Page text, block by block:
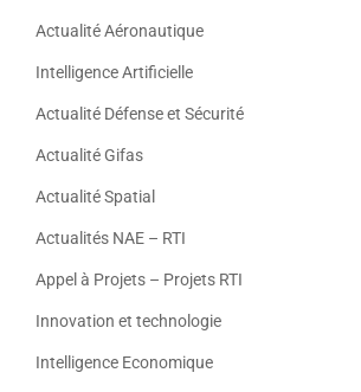
Actualité Aéronautique
Intelligence Artificielle
Actualité Défense et Sécurité
Actualité Gifas
Actualité Spatial
Actualités NAE – RTI
Appel à Projets – Projets RTI
Innovation et technologie
Intelligence Economique